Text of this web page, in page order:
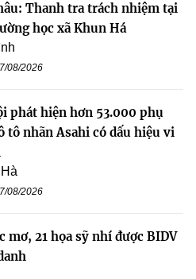
Thanh tra trách nhiệm tại
học xã Khun Há
08/2026
phát hiện hơn 53.000 phụ
tô nhãn Asahi có dấu hiệu vi
08/2026
mơ, 21 họa sỹ nhí được BIDV